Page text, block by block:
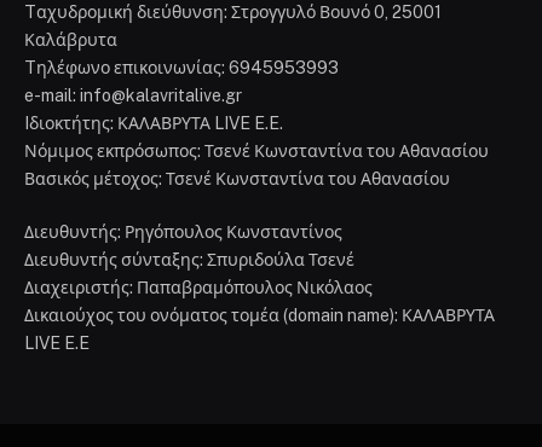
Tαχυδρομική διεύθυνση: Στρογγυλό Βουνό 0, 25001
Καλάβρυτα
Tηλέφωνο επικοινωνίας: 6945953993
e-mail: info@kalavritalive.gr
Iδιοκτήτης: ΚΑΛΑΒΡΥΤΑ LIVE E.E.
Νόμιμος εκπρόσωπος: Τσενέ Κωνσταντίνα του Αθανασίου
Βασικός μέτοχος: Τσενέ Κωνσταντίνα του Αθανασίου
Διευθυντής: Ρηγόπουλος Κωνσταντίνος
Διευθυντής σύνταξης: Σπυριδούλα Τσενέ
Διαχειριστής: Παπαβραμόπουλος Νικόλαος
Δικαιούχος του ονόματος τομέα (domain name): ΚΑΛΑΒΡΥΤΑ
LIVE E.E